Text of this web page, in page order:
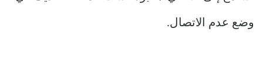
وضع عدم الاتصال.